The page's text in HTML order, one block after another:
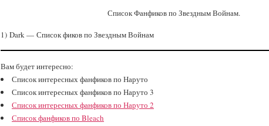
Список Фанфиков по Звездным Войнам.
1) Dark — Список фиков по Звездным Войнам
Вам будет интересно:
Список интересных фанфиков по Наруто
Список интересных фанфиков по Наруто 3
Список интересных фанфиков по Наруто 2
Список фанфиков по Bleach